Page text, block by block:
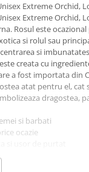
Extreme Orchid,
Extreme Orchid,
Rosul este
si rolul sau
si
creata cu
a fost importata din
atat pentru el,
dragostea,
si barbati
ocazie
descopera un parfum